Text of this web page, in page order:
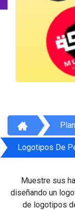
Logotipos De
Muestre sus
diseñando un
de logotipos